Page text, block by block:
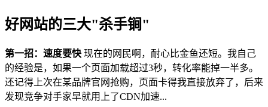
好网站的三大"杀手锏"
第一招：速度要快 现在的网民啊，耐心比金鱼还短。我自己
的经验是，如果一个页面加载超过3秒，转化率能掉一半多。
还记得上次在某品牌官网抢购，页面卡得我直接放弃了，后来
发现竞争对手家早就用上了CDN加速...